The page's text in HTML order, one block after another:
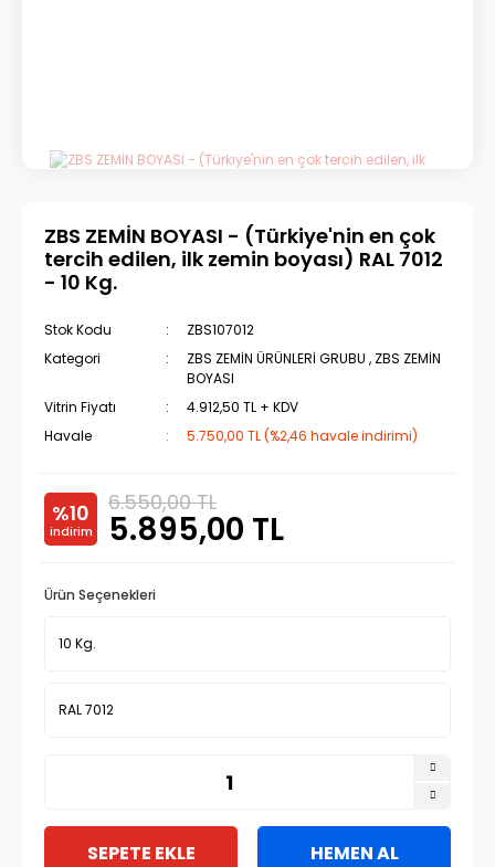
ZBS ZEMİN BOYASI - (Türkiye'nin en çok
tercih edilen, ilk zemin boyası) RAL 7012
- 10 Kg.
Stok Kodu
ZBS107012
Kategori
ZBS ZEMİN ÜRÜNLERİ GRUBU , ZBS ZEMİN
BOYASI
Vitrin Fiyatı
4.912,50 TL + KDV
Havale
5.750,00 TL (%2,46 havale indirimi)
%10
indirim
6.550,00 TL
5.895,00 TL
Ürün Seçenekleri
SEPETE EKLE HEMEN AL